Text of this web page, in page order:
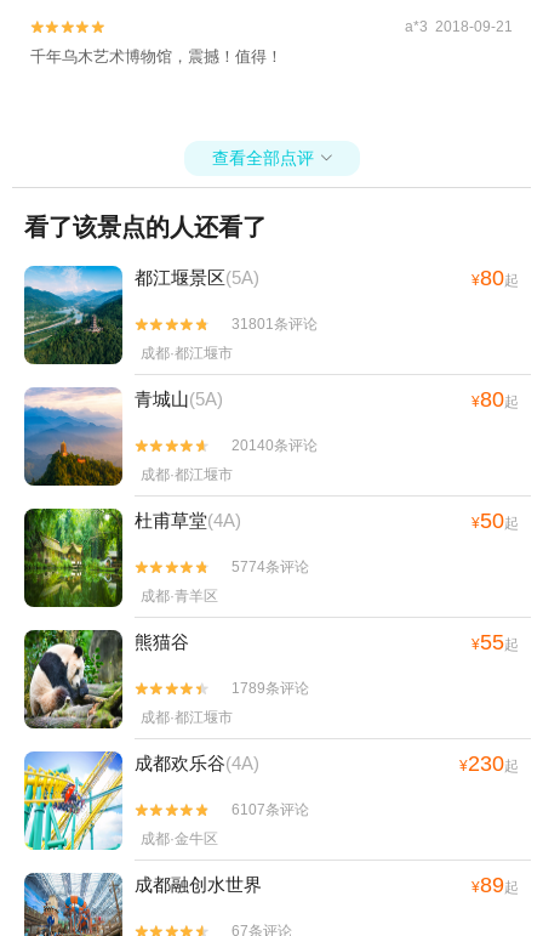

 a*3 2018-09-21
千年乌木艺术博物馆，震撼！值得！
查看全部点评 
看了该景点的人还看了
都江堰景区(5A) ¥80起


31801条评论
成都·都江堰市
青城山(5A) ¥80起


20140条评论
成都·都江堰市
杜甫草堂(4A) ¥50起


5774条评论
成都·青羊区
熊猫谷 ¥55起


1789条评论
成都·都江堰市
成都欢乐谷(4A) ¥230起


6107条评论
成都·金牛区
成都融创水世界 ¥89起

 67条评论